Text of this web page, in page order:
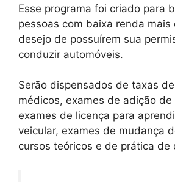
Esse programa foi criado para
pessoas com baixa renda mais
desejo de possuírem sua
conduzir automóveis.
Serão dispensados de taxas
médicos, exames de adição de
exames de licença para
veicular, exames de mudança
cursos teóricos e de prática de